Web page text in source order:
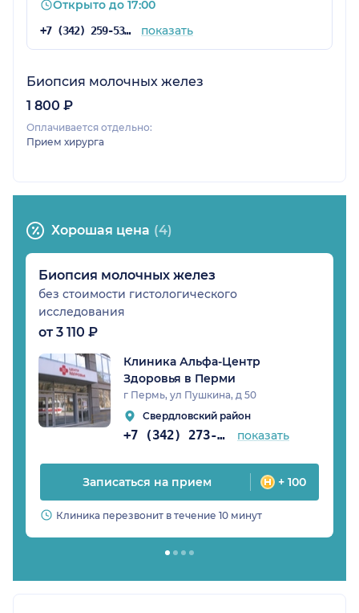
Открыто до 17:00
+7 (342) 259-53-03 показать
Биопсия молочных желез
1 800 ₽
Оплачивается отдельно:
Прием хирурга
Хорошая цена (4)
Биопсия молочных желез
без стоимости гистологического
исследования
от 3 110 ₽
Клиника Альфа-Центр
Здоровья в Перми
г Пермь, ул Пушкина, д 50
Свердловский район
+7 (342) 273-82-37 показать
Записаться на прием + 100
Клиника перезвонит в течение 10 минут